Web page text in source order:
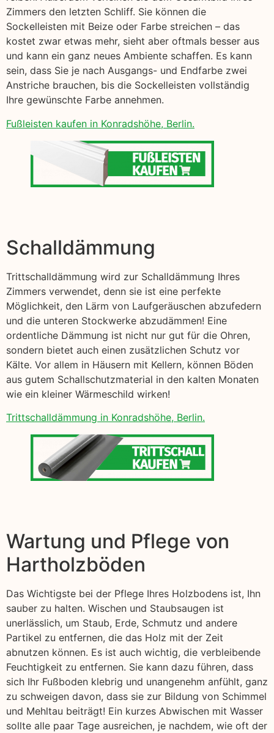
Zimmers den letzten Schliff. Sie können die
Sockelleisten mit Beize oder Farbe streichen – das
kostet zwar etwas mehr, sieht aber oftmals besser aus
und kann ein ganz neues Ambiente schaffen. Es kann
sein, dass Sie je nach Ausgangs- und Endfarbe zwei
Anstriche brauchen, bis die Sockelleisten vollständig
Ihre gewünschte Farbe annehmen.
Fußleisten kaufen in Konradshöhe, Berlin.
Schalldämmung
Trittschalldämmung wird zur Schalldämmung Ihres
Zimmers verwendet, denn sie ist eine perfekte
Möglichkeit, den Lärm von Laufgeräuschen abzufedern
und die unteren Stockwerke abzudämmen! Eine
ordentliche Dämmung ist nicht nur gut für die Ohren,
sondern bietet auch einen zusätzlichen Schutz vor
Kälte. Vor allem in Häusern mit Kellern, können Böden
aus gutem Schallschutzmaterial in den kalten Monaten
wie ein kleiner Wärmeschild wirken!
Trittschalldämmung in Konradshöhe, Berlin.
Wartung und Pflege von
Hartholzböden
Das Wichtigste bei der Pflege Ihres Holzbodens ist, Ihn
sauber zu halten. Wischen und Staubsaugen ist
unerlässlich, um Staub, Erde, Schmutz und andere
Partikel zu entfernen, die das Holz mit der Zeit
abnutzen können. Es ist auch wichtig, die verbleibende
Feuchtigkeit zu entfernen. Sie kann dazu führen, dass
sich Ihr Fußboden klebrig und unangenehm anfühlt, ganz
zu schweigen davon, dass sie zur Bildung von Schimmel
und Mehltau beiträgt! Ein kurzes Abwischen mit Wasser
sollte alle paar Tage ausreichen, je nachdem, wie oft der